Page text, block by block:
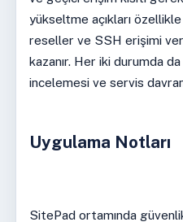
yükseltme açıkları özellikle
reseller ve SSH erişimi
kazanır. Her iki durumda
incelemesi ve servis
Uygulama Notları
SitePad ortamında